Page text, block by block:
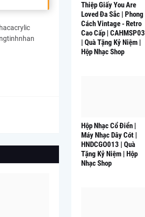
Thiệp Giấy You Are
Loved Đa Sắc | Phong
Cách Vintage - Retro
Cao Cấp | CAHMSP03
| Quà Tặng Kỷ Niệm |
Hộp Nhạc Shop
Hộp Nhạc Cổ Điển |
Máy Nhạc Dây Cót |
HNDCGO013 | Quà
Tặng Kỷ Niệm | Hộp
Nhạc Shop